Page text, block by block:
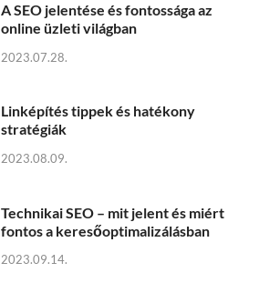
A SEO jelentése és fontossága az
online üzleti világban
2023.07.28.
Linképítés tippek és hatékony
stratégiák
2023.08.09.
Technikai SEO – mit jelent és miért
fontos a keresőoptimalizálásban
2023.09.14.